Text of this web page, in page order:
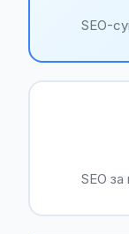
SEO-
SEO